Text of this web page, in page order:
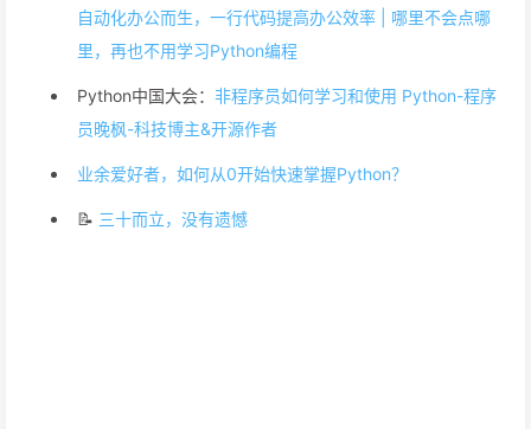
自动化办公而生，一行代码提高办公效率 | 哪里不会点哪
里，再也不用学习Python编程
Python中国大会： 非程序员如何学习和使用 Python-程序
员晚枫-科技博主&开源作者
业余爱好者，如何从0开始快速掌握Python？
📝 三十而立，没有遗憾